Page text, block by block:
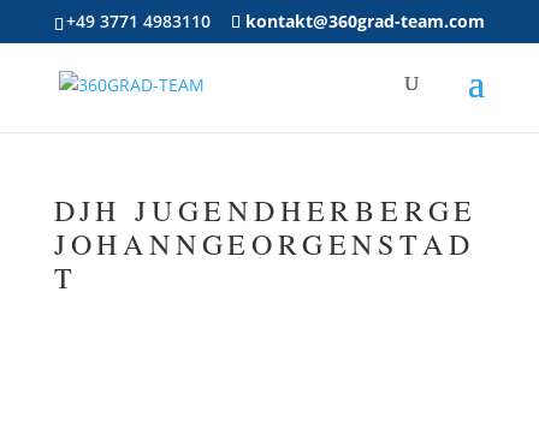
+49 3771 4983110 kontakt@360grad-team.com
DJH JUGENDHERBERGE
JOHANNGEORGENSTAD
T